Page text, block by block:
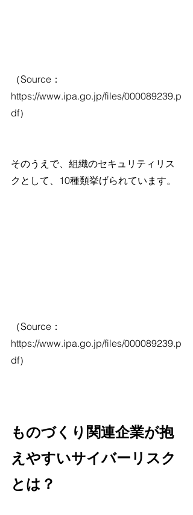
（Source：
https://www.ipa.go.jp/files/000089239.p
df）
そのうえで、組織のセキュリティリス
クとして、10種類挙げられています。
（Source：
https://www.ipa.go.jp/files/000089239.p
df）
ものづくり関連企業が抱
えやすいサイバーリスク
とは？